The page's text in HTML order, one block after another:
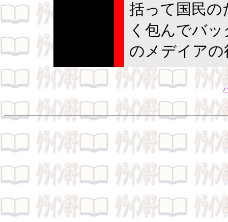
括って国民の
く包んでバ
のメデイア